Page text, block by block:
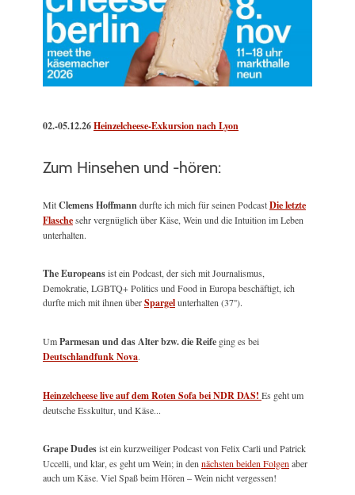
02.-05.12.26Heinzelcheese-Exkursion nach Lyon
Zum Hinsehen und -hören:
MitClemens Hoffmanndurfte ich mich für seinen PodcastDie letzte
Flaschesehr vergnüglich über Käse, Wein und die Intuition im Leben
unterhalten.
The Europeansist ein Podcast, der sich mit Journalismus,
Demokratie, LGBTQ+ Politics und Food in Europa beschäftigt, ich
durfte mich mit ihnen überSpargelunterhalten (37'').
UmParmesan und das Alter bzw. die Reife ging es bei
Deutschlandfunk Nova.
Heinzelcheese live auf dem Roten Sofa bei NDR DAS! Es geht um
deutsche Esskultur, und Käse...
Grape Dudesist ein kurzweiliger Podcast von Felix Carli und Patrick
Uccelli, und klar, es geht um Wein; in den nächsten beiden Folgen aber
auch um Käse. Viel Spaß beim Hören – Wein nicht vergessen!